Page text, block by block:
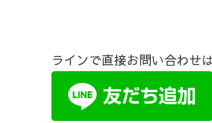
ラインで直接お問い合わせ